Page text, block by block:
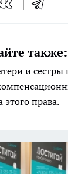
также:
и сестры
права.